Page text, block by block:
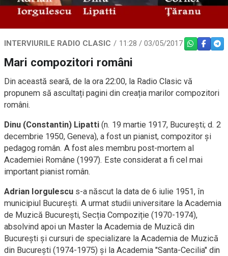
INTERVIURILE RADIO CLASIC 11:28 / 03/05/2017 WHATSAPP
Mari compozitori români
Din această seară, de la ora 22:00, la Radio Clasic vă
propunem să ascultați pagini din creația marilor compozitori
români.
Dinu (Constantin) Lipatti (n. 19 martie 1917, București; d. 2
decembrie 1950, Geneva), a fost un pianist, compozitor și
pedagog român. A fost ales membru post-mortem al
Academiei Române (1997). Este considerat a fi cel mai
important pianist român.
Adrian Iorgulescu s-a născut la data de 6 iulie 1951, în
municipiul București. A urmat studii universitare la Academia
de Muzică București, Secția Compoziție (1970-1974),
absolvind apoi un Master la Academia de Muzică din
București și cursuri de specializare la Academia de Muzică
din București (1974-1975) și la Academia "Santa-Cecilia" din